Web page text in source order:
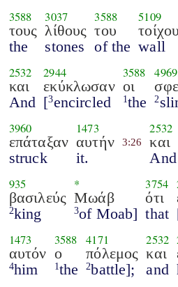
3588
τους
the
3037
λίθους
stones
3588
του
of the
5109
τοίχου
wall
2532
και
And
2944
εκύκλωσαν
[3encircled
3588
οι
1 the 2
3960
επάταξαν
struck
1473
αυτήν
it.
3:26
2532
και
And
935
βασιλεύς
2king
*
Μωάβ
3of Moab]
3754
ότι
that
1473
αυτόν
4him
3588
ο
1 the
4171
πόλεμος
2battle];
2532
και
and